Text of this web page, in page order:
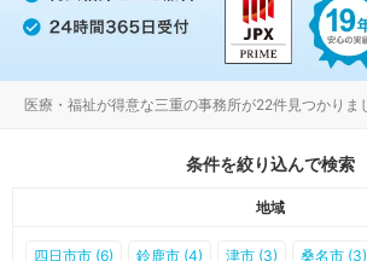
医療・福祉が得意な三重の事務所が22件見つかりま
条件を絞り込んで検索
地域
四日市市 (6) 鈴鹿市 (4) 津市 (3) 桑名市 (3)